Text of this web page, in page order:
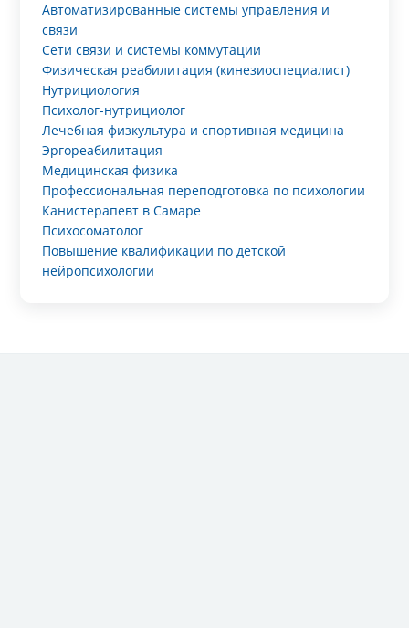
Автоматизированные системы управления и
связи
Сети связи и системы коммутации
Физическая реабилитация (кинезиоспециалист)
Нутрициология
Психолог-нутрициолог
Лечебная физкультура и спортивная медицина
Эргореабилитация
Медицинская физика
Профессиональная переподготовка по психологии
Канистерапевт в Самаре
Психосоматолог
Повышение квалификации по детской
нейропсихологии